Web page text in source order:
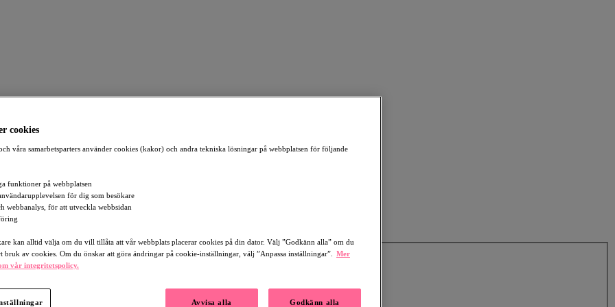
Fransson
cookies
våra samarbetsparters använder cookies (kakor) och andra tekniska lösningar på webbplatsen för följande
funktioner på webbplatsen
för dig som besökare
webbanalys, för att utveckla webbsidan
kan alltid välja om du vill tillåta att vår webbplats placerar cookies på din dator. Välj ”Godkänn alla” om du
bruk av cookies. Om du önskar att göra ändringar på cookie-inställningar, välj ”Anpassa inställningar”.
Mer
vår integritetspolicy.
Avvisa alla Godkänn alla